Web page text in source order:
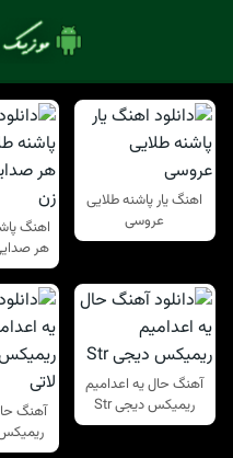
اهنگ یار پاشنه طلایی
عروسی
اهنگ
هر
آهنگ حال یه اعدامیم
ریمیکس دیجی Str
آهنگ